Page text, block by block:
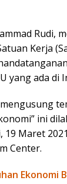
Rudi,
Kerja
yang ada di
ini
19 Maret
Center.
Ekonomi